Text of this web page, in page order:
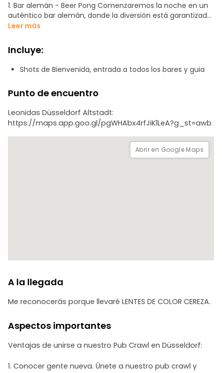
1. Bar alemán - Beer Pong Comenzaremos la noche en un
auténtico bar alemán, donde la diversión está garantizada.
Participa en nuestro Beer Pong y demuestra tus
competición nunca ha sido tan divertida!
2. Karaoke Bar. Después de calentar, nos dirigiremos a un
bar karaoke donde podrás deslumbrar a todos con tu
la salsa en un animado bar donde podrás aprender
algunos pasos y bailar hasta caer rendido.
4. Pub irlandés. Para rematar la velada, nos dirigiremos a un
acogedor pub irlandés, donde podrá relajarse con una
Leer más
Incluye:
Shots de Bienvenida, entrada a todos los bares y guia
Punto de encuentro
Leonidas Düsseldorf Altstadt:
https://maps.app.goo.gl/pgWHAbx4rfJiK1LeA?g_st=awb
Abrir en Google Maps
A la llegada
Me reconocerás porque llevaré LENTES DE COLOR CEREZA.
Aspectos importantes
Ventajas de unirse a nuestro Pub Crawl en Düsseldorf:
1. Conocer gente nueva. Únete a nuestro pub crawl y